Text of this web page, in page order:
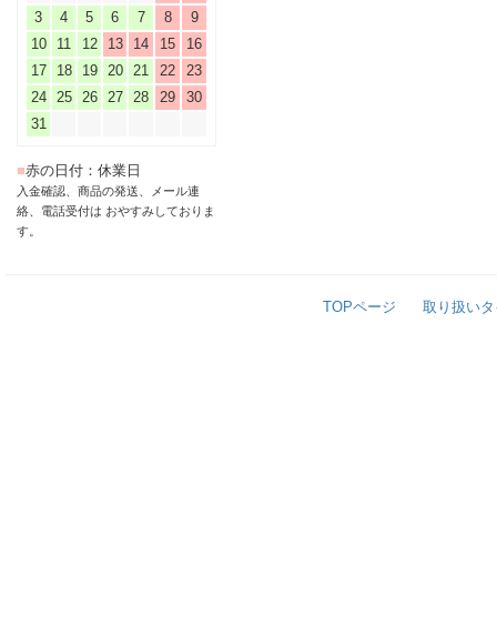
3
4 5 6 7 8
9
10
11 12 13 14 15
16
17
18 19 20 21 22
23
24
25 26 27 28 29
30
31
■赤の日付：休業日
入金確認、商品の発送、メール連
絡、電話受付は おやすみしておりま
す。
TOPページ 取り扱い